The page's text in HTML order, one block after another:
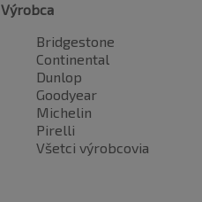
Výrobca
Bridgestone
Continental
Dunlop
Goodyear
Michelin
Pirelli
Všetci výrobcovia